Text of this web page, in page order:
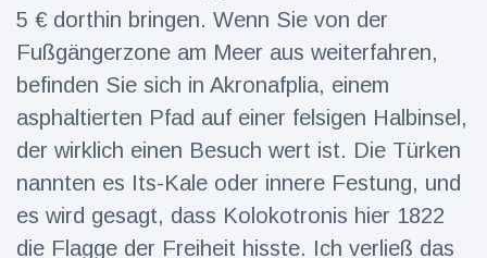
5 € dorthin bringen. Wenn Sie von der
Fußgängerzone am Meer aus weiterfahren,
befinden Sie sich in Akronafplia, einem
asphaltierten Pfad auf einer felsigen Halbinsel,
der wirklich einen Besuch wert ist. Die Türken
nannten es Its-Kale oder innere Festung, und
es wird gesagt, dass Kolokotronis hier 1822
die Flagge der Freiheit hisste. Ich verließ das